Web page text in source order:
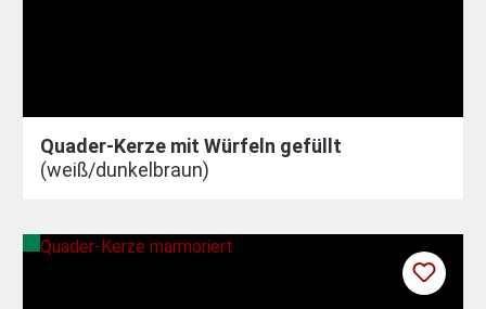
Quader-Kerze mit Würfeln gefüllt
(weiß/dunkelbraun)